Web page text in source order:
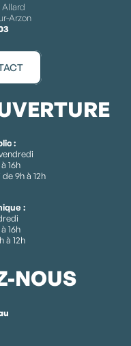
Allard
Arzon
:
16h
9h à 12h
:
16h
à 12h
NOUS